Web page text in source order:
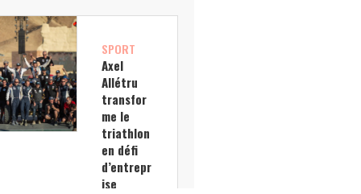
SPORT
Axel
Allétru
transfor
me le
triathlon
en défi
d’entrepr
ise